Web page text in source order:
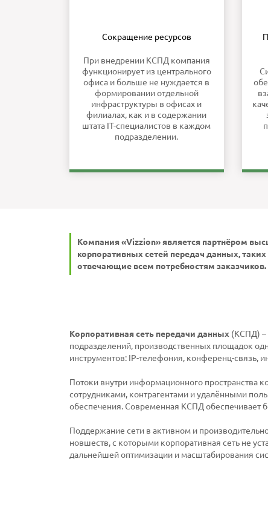
Сокращение ресурсов
При внедрении КСПД компания
функционирует из центрального
офиса и больше не нуждается в
формировании отдельной
инфраструктуры в офисах и
филиалах, как и в содержании
штата IT-специалистов в каждом
подразделении.
Компания «Vizzion» является партнёром
корпоративных сетей передач данных,
отвечающие всем потребностям заказчиков.
Корпоративная сеть передачи данных(КСПД) –
подразделений, производственных площадок
инструментов: IP-телефония, конференц-связь,
Потоки внутри информационного пространства
сотрудниками, контрагентами и удалёнными
обеспечения. Современная КСПД обеспечивает
Поддержание сети в активном и
новшеств, с которыми корпоративная сеть не
дальнейшей оптимизации и масштабирования